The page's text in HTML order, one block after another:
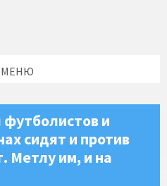
МЕНЮ
и
сидят и против
Метлу им, и на